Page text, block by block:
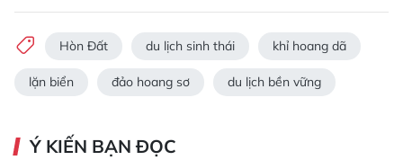
Hòn Đất du lịch sinh thái khỉ hoang dã
lặn biển đảo hoang sơ du lịch bền vững
Ý KIẾN BẠN ĐỌC